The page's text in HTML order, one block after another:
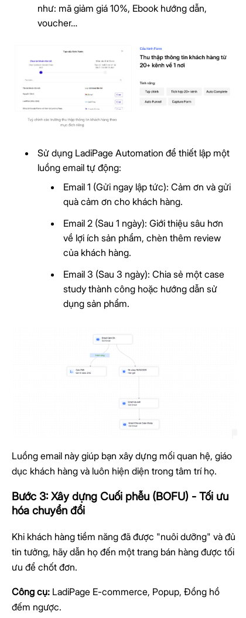
như: mã giảm giá 10%, Ebook hướng dẫn,
voucher…
Sử dụng LadiPage Automation để thiết lập một
luồng email tự động:
Email 1 (Gửi ngay lập tức): Cảm ơn và gửi
quà cảm ơn cho khách hàng.
Email 2 (Sau 1 ngày): Giới thiệu sâu hơn
về lợi ích sản phẩm, chèn thêm review
của khách hàng.
Email 3 (Sau 3 ngày): Chia sẻ một case
study thành công hoặc hướng dẫn sử
dụng sản phẩm.
Luồng email này giúp bạn xây dựng mối quan hệ, giáo
dục khách hàng và luôn hiện diện trong tâm trí họ.
Bước 3: Xây dựng Cuối phễu (BOFU) - Tối ưu
hóa chuyển đổi
Khi khách hàng tiềm năng đã được "nuôi dưỡng" và đủ
tin tưởng, hãy dẫn họ đến một trang bán hàng được tối
ưu để chốt đơn.
Công cụ: LadiPage E-commerce, Popup, Đồng hồ
đếm ngược.